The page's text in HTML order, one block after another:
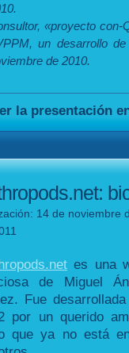
«proyecto con-
un desarrollo
de 2010.
la presentación
14 de noviembre
es una
de Miguel
Fue
por un querido
que ya no está